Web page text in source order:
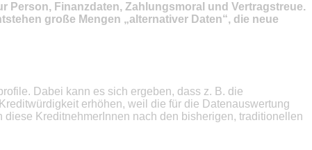
Person, Finanzdaten, Zahlungsmoral und Vertragstreue.
große Mengen „alternativer Daten“, die neue
Dabei kann es sich ergeben, dass z. B. die
erhöhen, weil die für die Datenauswertung
KreditnehmerInnen nach den bisherigen, traditionellen